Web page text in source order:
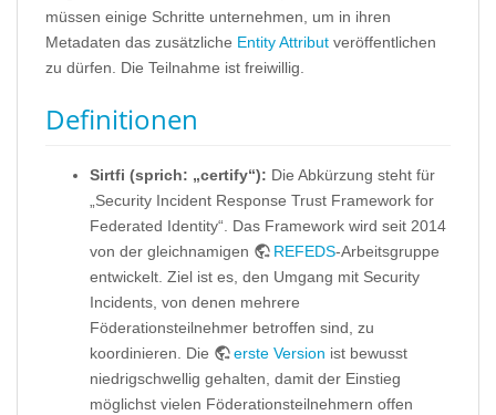
müssen einige Schritte unternehmen, um in ihren
Metadaten das zusätzliche Entity Attribut veröffentlichen
zu dürfen. Die Teilnahme ist freiwillig.
Definitionen
Sirtfi (sprich: „certify“): Die Abkürzung steht für
„Security Incident Response Trust Framework for
Federated Identity“. Das Framework wird seit 2014
von der gleichnamigen
REFEDS-Arbeitsgruppe
entwickelt. Ziel ist es, den Umgang mit Security
Incidents, von denen mehrere
Föderationsteilnehmer betroffen sind, zu
koordinieren. Die
erste Version ist bewusst
niedrigschwellig gehalten, damit der Einstieg
möglichst vielen Föderationsteilnehmern offen